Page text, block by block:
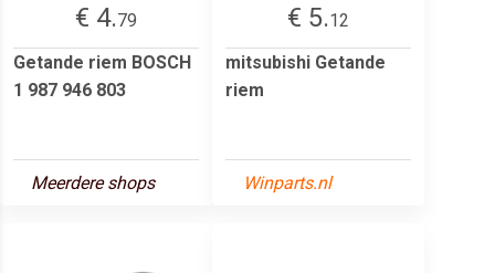
€ 4.79
Getande riem BOSCH
1 987 946 803
Meerdere shops
€ 5.12
mitsubishi Getande
riem
Winparts.nl